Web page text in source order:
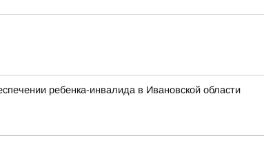
ребенка-инвалида в Ивановской области